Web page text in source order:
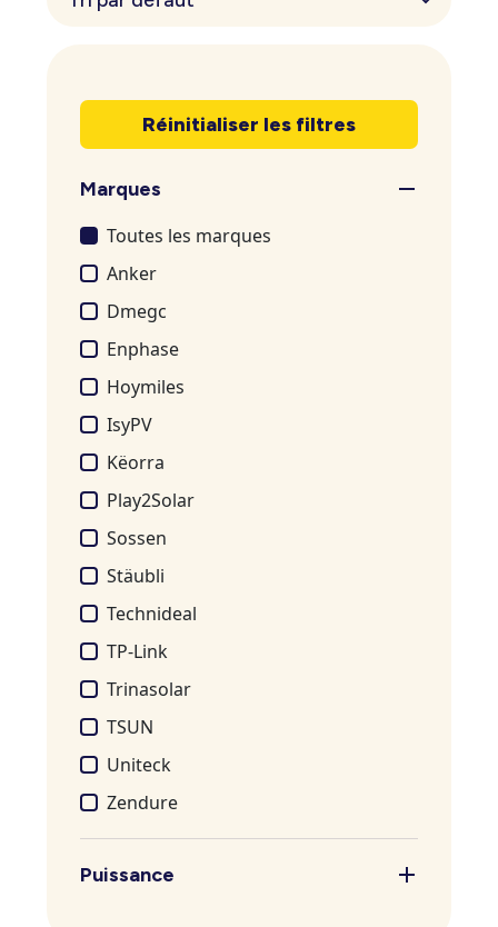
Réinitialiser les filtres
Marques
Toutes les marques
Anker
Dmegc
Enphase
Hoymiles
IsyPV
Këorra
Play2Solar
Sossen
Stäubli
Technideal
TP-Link
Trinasolar
TSUN
Uniteck
Zendure
Puissance